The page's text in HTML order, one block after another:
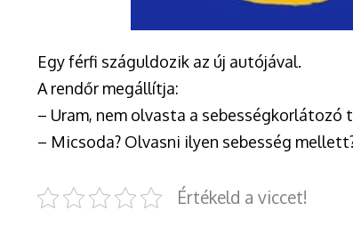
Egy férfi száguldozik az új autójával.
A rendőr megállítja:
– Uram, nem olvasta a sebességkorlátozó
– Micsoda? Olvasni ilyen sebesség
Értékeld a viccet!